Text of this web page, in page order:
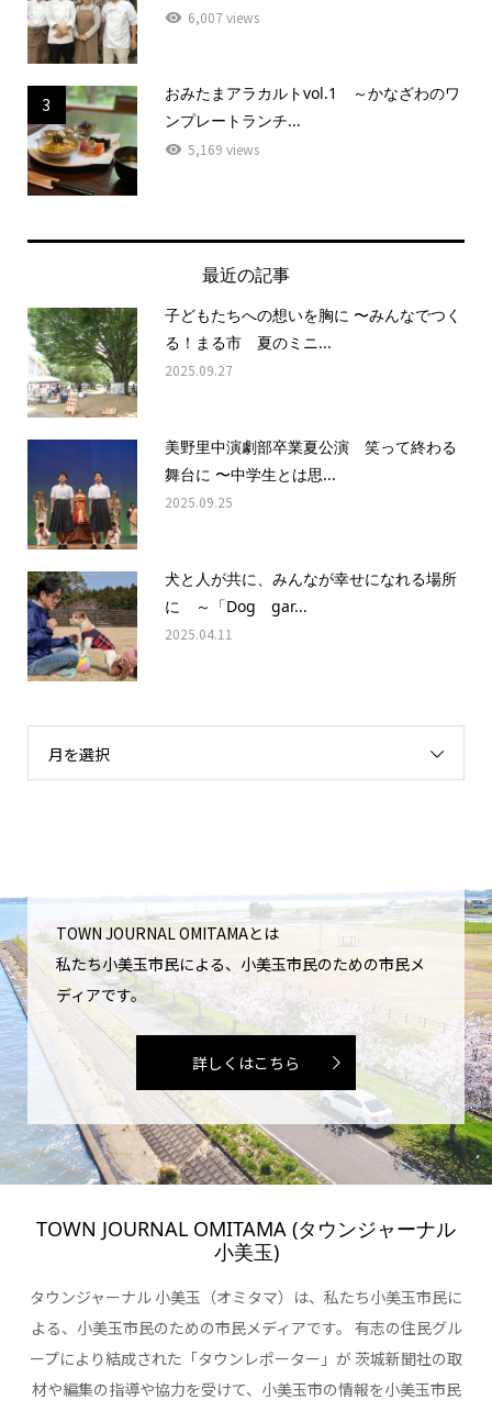
6,007 views
3
おみたまアラカルトvol.1 ～かなざわのワ
ンプレートランチ...
5,169 views
最近の記事
子どもたちへの想いを胸に 〜みんなでつく
る！まる市 夏のミニ...
2025.09.27
美野里中演劇部卒業夏公演 笑って終わる
舞台に 〜中学生とは思...
2025.09.25
犬と人が共に、みんなが幸せになれる場所
に ～「Dog gar...
2025.04.11
月を選択
TOWN JOURNAL OMITAMAとは
私たち小美玉市民による、小美玉市民のための市民メ
ディアです。
詳しくはこちら
TOWN JOURNAL OMITAMA (タウンジャーナル
小美玉)
タウンジャーナル 小美玉（オミタマ）は、私たち小美玉市民に
よる、小美玉市民のための市民メディアです。 有志の住民グル
ープにより結成された「タウンレポーター」が 茨城新聞社の取
材や編集の指導や協力を受けて、小美玉市の情報を小美玉市民